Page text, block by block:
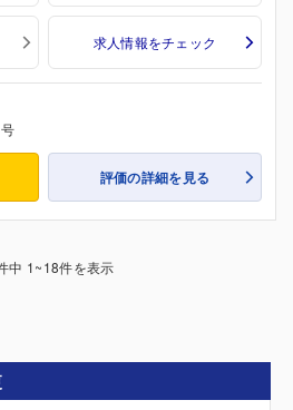
求人情報をチェック
評価の詳細を見る
中 1~18件を表示